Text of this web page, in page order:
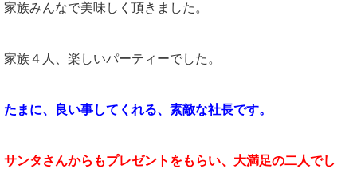
家族みんなで美味しく頂きました。
家族４人、楽しいパーティーでした。
たまに、良い事してくれる、素敵な社長です。
サンタさんからもプレゼントをもらい、大満足の二人でし